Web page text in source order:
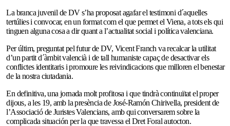
La branca juvenil de DV s’ha proposat agafar el testimoni d´aquelles
tertúlies i convocar, en un format com el que permet el Viena, a tots els qui
tinguen alguna cosa a dir quant a l’actualitat social i política valenciana.
Per últim, preguntat pel futur de DV, Vicent Franch va recalcar la utilitat
d’un partit d´àmbit valencià i de tall humaniste capaç de desactivar els
conflictes identitaris i promoure les reivindicacions que milloren el benestar
de la nostra ciutadania.
En definitiva, una jornada molt profitosa i que tindrà continuïtat el proper
dijous, a les 19, amb la presència de José-Ramón Chirivella, president de
l’Associació de Juristes Valencians, amb qui conversarem sobre la
complicada situación per la que travessa el Dret Foral autocton.